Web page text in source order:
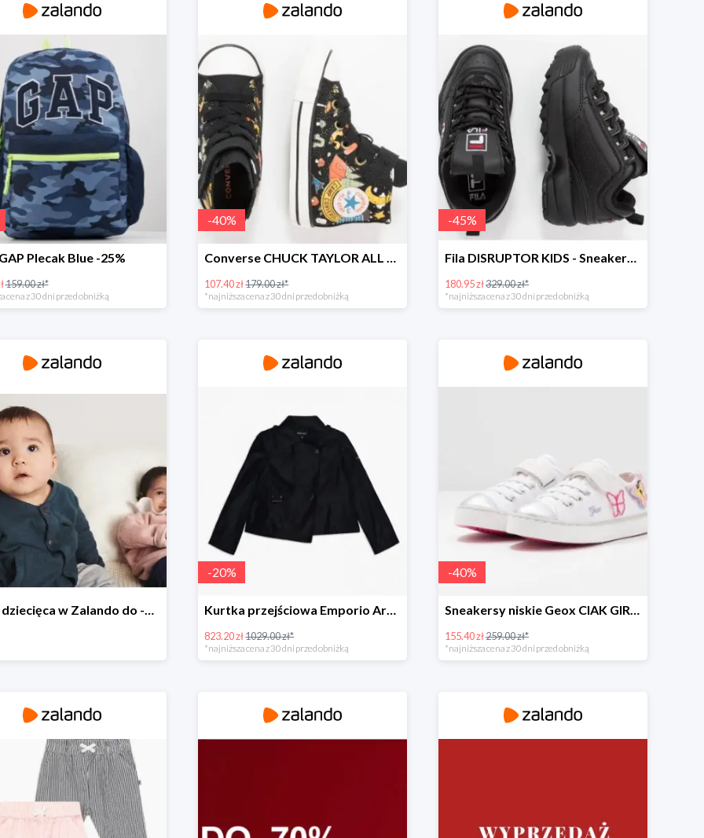
Plecak Blue -25%
159.00 zł*
cena z 30 dni przed obniżką
-40%
Converse CHUCK TAYLOR ALL STAR - Sneakersy wysokie -40%
107.40 zł179.00 zł*
*najniższa cena z 30 dni przed obniżką
-45%
Fila DISRUPTOR KIDS - Sneakersy niskie -45%
180.95 zł329.00 zł*
*najniższa cena z 30 dni przed obniżką
Moda dziecięca w Zalando do -60%
-20%
Kurtka przejściowa Emporio Armani -20%
823.20 zł1029.00 zł*
*najniższa cena z 30 dni przed obniżką
-40%
Sneakersy niskie Geox CIAK GIRL -40%
155.40 zł259.00 zł*
*najniższa cena z 30 dni przed obniżką